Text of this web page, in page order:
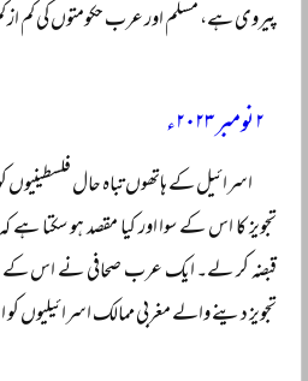
پیروی ہے، مسلم اور عرب حکومتوں کی کم از
۲ نومبر ۲۰۲۳ء
اسرائیل کے ہاتھوں تباہ حال
تجویز کا اس کے سوا اور کیا مقصد ہو سکتا ہے
قبضہ کر لے۔ ایک عرب صحافی نے اس کے
تجویز دینے والے مغربی ممالک اسرائیلیوں